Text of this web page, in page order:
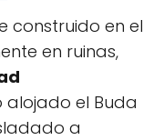
construido en el
en ruinas,
alojado el Buda
a